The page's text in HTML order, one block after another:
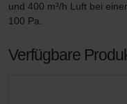
und 400 m³/h Luft bei
100 Pa.
Verfügbare